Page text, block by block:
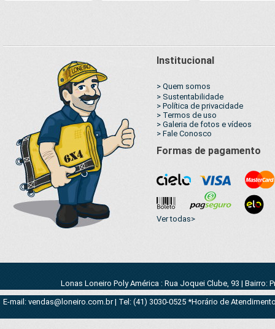
Cisternas
Ornamentais
Institucional
> Quem somos
> Sustentabilidade
> Política de privacidade
> Termos de uso
> Galeria de fotos e vídeos
> Fale Conosco
Formas de pagamento
Ver todas>
Lonas Loneiro Poly América : Rua Joquei Clube, 93 | Bairro:
E-mail: vendas@loneiro.com.br | Tel: (41) 3030-0525 *Horário de